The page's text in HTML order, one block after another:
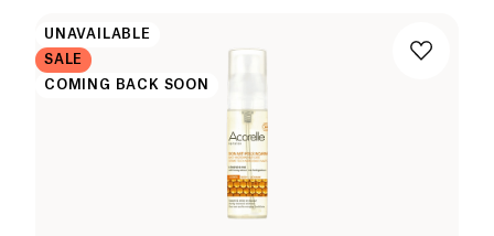
UNAVAILABLE
SALE
COMING BACK SOON